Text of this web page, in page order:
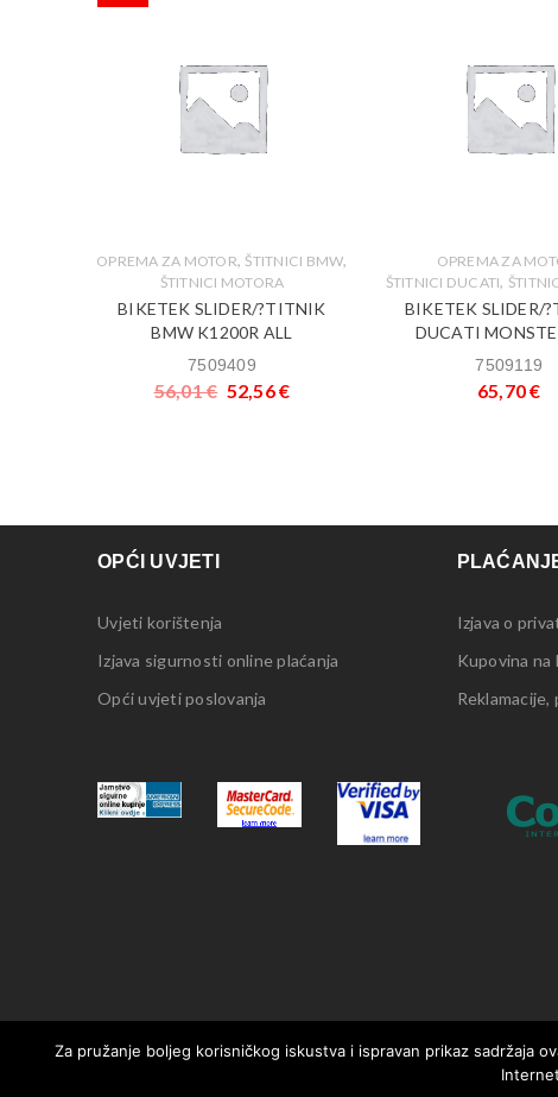
OPREMA ZA MOTOR, ŠTITNICI BMW,
ŠTITNICI MOTORA
BIKETEK SLIDER/?TITNIK
BMW K1200R ALL
7509409
56,01€ 52,56€
OPREMA ZA
ŠTITNICI DUCATI,
BIKETEK SLIDER/
DUCATI
7509119
65,70€
OPĆI UVJETI
Uvjeti korištenja
Izjava sigurnosti online plaćanja
Opći uvjeti poslovanja
Izjava o
Kupovina na
Za pružanje boljeg korisničkog iskustva i ispravan prikaz sadržaja